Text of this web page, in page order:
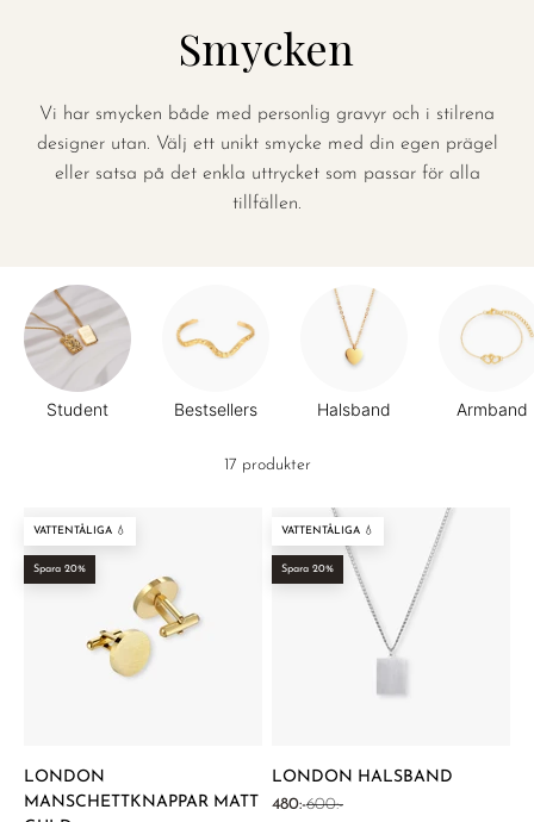
Smycken
Vi har smycken både med personlig gravyr och i stilrena
designer utan. Välj ett unikt smycke med din egen prägel
eller satsa på det enkla uttrycket som passar för alla
tillfällen.
Student Bestsellers Halsband Armband
17 produkter
VATTENTÅLIGA 💧
Spara 20%
LONDON
MANSCHETTKNAPPAR MATT
VATTENTÅLIGA 💧
Spara 20%
LONDON HALSBAND
REA-pris
480:-Pris
600:-